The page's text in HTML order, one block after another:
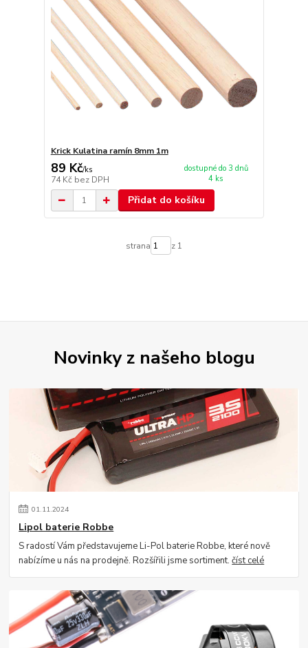
Krick Kulatina ramín 8mm 1m
89 Kč/ks
74 Kč bez DPH
dostupné do 3 dnů
4 ks
Přidat do košíku
strana z 1
Novinky z našeho blogu
01.11.2024
Lipol baterie Robbe
S radostí Vám představujeme Li-Pol baterie Robbe, které nově
nabízíme u nás na prodejně. Rozšířili jsme sortiment.číst celé